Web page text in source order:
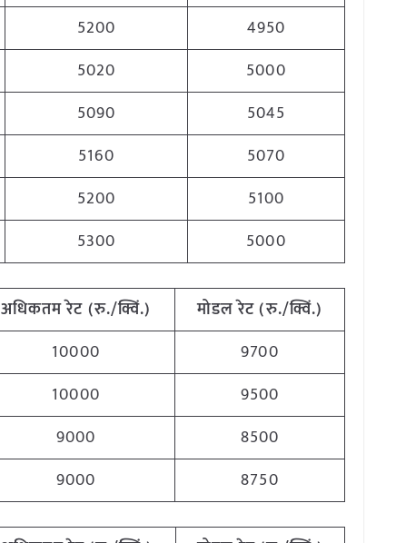
5200
4950
5020
5000
5090
5045
5160
5070
5200
5100
5300 5000
अधिकतमरेट (रु./क्विं.) मोडल रेट(रु./क्विं.)
10000
9700
10000
9500
9000
8500
9000 8750